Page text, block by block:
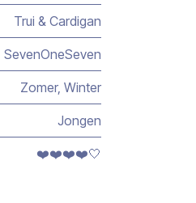
Trui & Cardigan
SevenOneSeven
Zomer, Winter
Jongen
❤️❤️❤️❤️🤍